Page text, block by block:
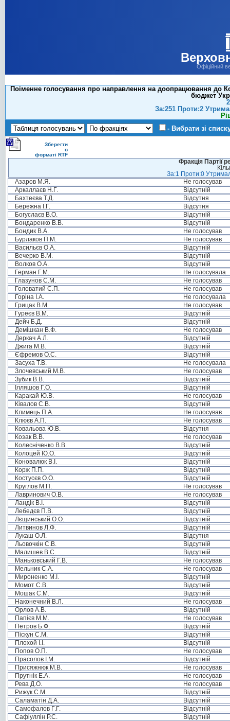
Офіційний
Поіменне голосування про направлення на доопрацювання до
бюджет
За:251 Проти:2
- Вибрати зі
Зберегти
в
форматі RTF
Фракція Партії
За:1 Проти:0
Азаров М.Я.
Не голосував
Аркаллаєв Н.Г.
Відсутній
Бахтеєва Т.Д.
Відсутня
Бережна І.Г.
Відсутня
Богуслаєв В.О.
Відсутній
Бондаренко В.В.
Відсутній
Бондик В.А.
Не голосував
Бурлаков П.М.
Не голосував
Васильєв О.А.
Відсутній
Вечерко В.М.
Відсутній
Волков О.А.
Відсутній
Герман Г.М.
Не голосувала
Глазунов С.М.
Не голосував
Головатий С.П.
Не голосував
Горіна І.А.
Не голосувала
Грицак В.М.
Не голосував
Гуреєв В.М.
Відсутній
Дейч Б.Д.
Відсутній
Демішкан В.Ф.
Не голосував
Деркач А.Л.
Відсутній
Джига М.В.
Відсутній
Єфремов О.С.
Відсутній
Засуха Т.В.
Не голосувала
Злочевський М.В.
Не голосував
Зубик В.В.
Відсутній
Ілляшов Г.О.
Відсутній
Каракай Ю.В.
Не голосував
Ківалов С.В.
Відсутній
Климець П.А.
Не голосував
Клюєв А.П.
Не голосував
Ковальова Ю.В.
Відсутня
Козак В.В.
Не голосував
Колесніченко В.В.
Відсутній
Колоцей Ю.О.
Відсутній
Коновалюк В.І.
Відсутній
Корж П.П.
Відсутній
Костусєв О.О.
Відсутній
Круглов М.П.
Не голосував
Лавринович О.В.
Не голосував
Ландік В.І.
Відсутній
Лебедєв П.В.
Відсутній
Лєщинський О.О.
Відсутній
Литвинов Л.Ф.
Відсутній
Лукаш О.Л.
Відсутня
Льовочкін С.В.
Відсутній
Малишев В.С.
Відсутній
Маньковський Г.В.
Не голосував
Мельник С.А.
Не голосував
Мироненко М.І.
Відсутній
Момот С.В.
Відсутній
Мошак С.М.
Відсутній
Наконечний В.Л.
Не голосував
Орлов А.В.
Відсутній
Папієв М.М.
Не голосував
Петров Б.Ф.
Відсутній
Піскун С.М.
Відсутній
Плохой І.І.
Відсутній
Попов О.П.
Не голосував
Прасолов І.М.
Відсутній
Присяжнюк М.В.
Не голосував
Прутнік Е.А.
Не голосував
Рева Д.О.
Не голосував
Рижук С.М.
Відсутній
Саламатін Д.А.
Відсутній
Самофалов Г.Г.
Відсутній
Сафіуллін Р.С.
Відсутній